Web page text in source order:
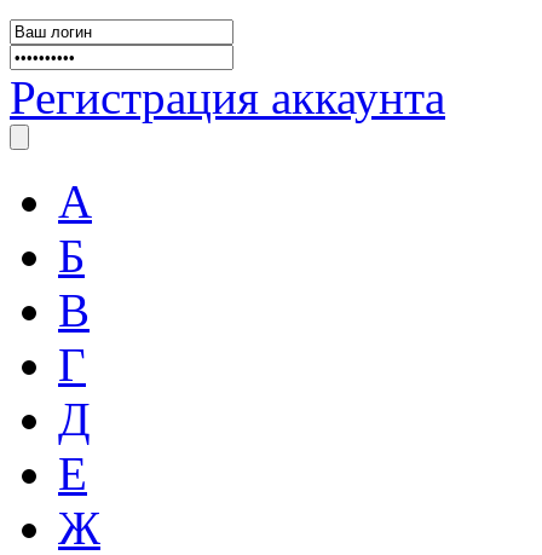
Регистрация аккаунта
А
Б
В
Г
Д
Е
Ж